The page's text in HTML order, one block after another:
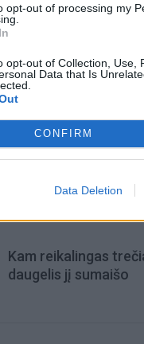
opt-out of processing my
opt-out of Collection, Use,
Data that Is
CONFIRM
Data Deletion
Tualetinis popierius
Kam reikalingas
daugelis jį sumaišo